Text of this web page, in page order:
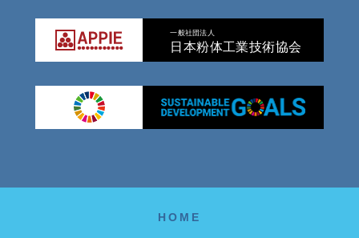
一般社団法人
日本粉体工業技術協会
HOME